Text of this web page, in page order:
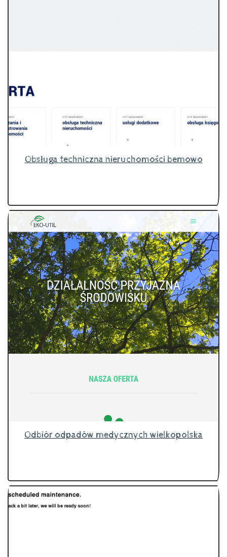
Obsługa techniczna nieruchomości bemowo
Odbiór odpadów medycznych wielkopolska